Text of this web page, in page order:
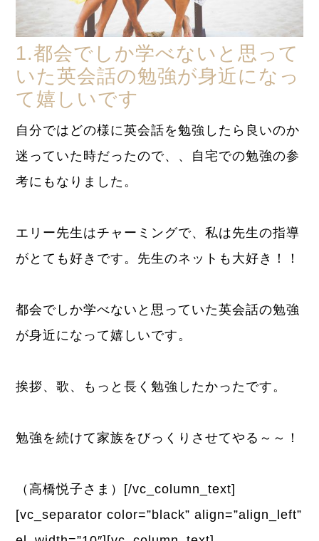
1.都会でしか学べないと思って
いた英会話の勉強が身近になっ
て嬉しいです
自分ではどの様に英会話を勉強したら良いのか
迷っていた時だったので、、自宅での勉強の参
考にもなりました。
エリー先生はチャーミングで、私は先生の指導
がとても好きです。先生のネットも大好き！！
都会でしか学べないと思っていた英会話の勉強
が身近になって嬉しいです。
挨拶、歌、もっと長く勉強したかったです。
勉強を続けて家族をびっくりさせてやる～～！
（高橋悦子さま）[/vc_column_text]
[vc_separator color=”black” align=”align_left”